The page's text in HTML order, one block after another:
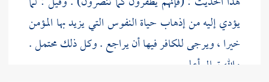
يؤدي إليه من إذهاب حياة النفوس التي يزيد بها المؤمن
خيرا ، ويرجى للكافر فيها أن يراجع . وكل ذلك محتمل .
والله تعالى أعلم .